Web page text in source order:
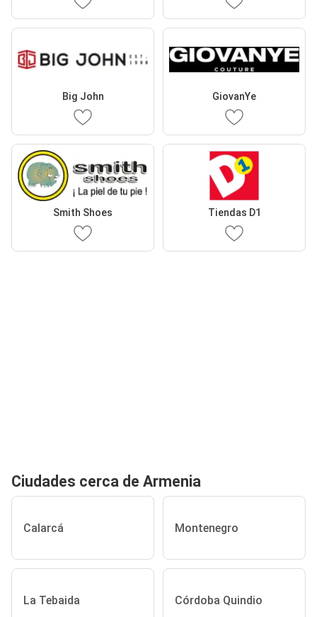
Big John GiovanYe
Smith Shoes Tiendas D1
Ciudades cerca de Armenia
Calarcá Montenegro
La Tebaida Córdoba Quindio